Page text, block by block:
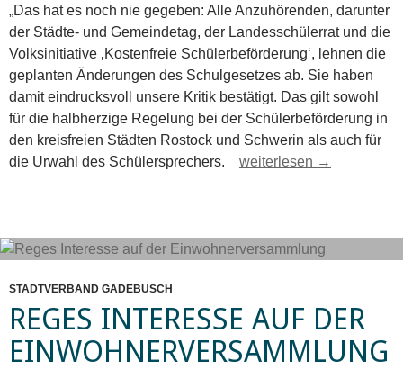
„Das hat es noch nie gegeben: Alle Anzuhörenden, darunter
der Städte- und Gemeindetag, der Landesschülerrat und die
Volksinitiative ‚Kostenfreie Schülerbeförderung‘, lehnen die
geplanten Änderungen des Schulgesetzes ab. Sie haben
damit eindrucksvoll unsere Kritik bestätigt. Das gilt sowohl
für die halbherzige Regelung bei der Schülerbeförderung in
den kreisfreien Städten Rostock und Schwerin als auch für
die Urwahl des Schülersprechers. Anhörung zum
weiterlesen →
STADTVERBAND GADEBUSCH
REGES INTERESSE AUF DER
EINWOHNERVERSAMMLUNG